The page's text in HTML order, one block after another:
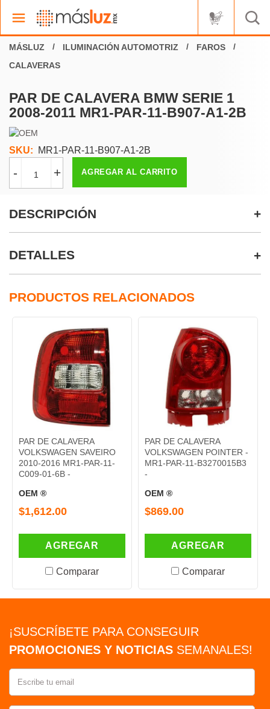
ILUMINACIÓN AUTOMOTRIZ
FAROS
CALAVERAS
PAR DE CALAVERA BMW SERIE 1
2008-2011 MR1-PAR-11-B907-A1-2B
SKU: MR1-PAR-11-B907-A1-2B
- + AGREGAR AL CARRITO
DESCRIPCIÓN
DETALLES
PRODUCTOS RELACIONADOS
PAR DE CALAVERA
VOLKSWAGEN SAVEIRO
2010-2016 MR1-PAR-11-
C009-01-6B -
OEM ®
$1,612.00
AGREGAR
Comparar
PAR DE CALAVERA
VOLKSWAGEN POINTER -
MR1-PAR-11-B3270015B3
-
OEM ®
$869.00
AGREGAR
Comparar
¡SUSCRÍBETE PARA CONSEGUIR
PROMOCIONES Y NOTICIAS SEMANALES!